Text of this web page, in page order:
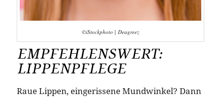
©iStockphoto | Deagreez
EMPFEHLENSWERT:
LIPPENPFLEGE
Raue Lippen, eingerissene Mundwinkel? Dann